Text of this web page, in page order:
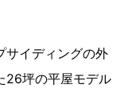
サイディングの外
26坪の平屋モデル